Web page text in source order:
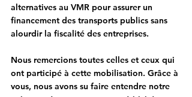
alternatives au VMR pour assurer un
financement des transports publics sans
alourdir la fiscalité des entreprises.
Nous remercions toutes celles et ceux qui
ont participé à cette mobilisation. Grâce à
vous, nous avons su faire entendre notre